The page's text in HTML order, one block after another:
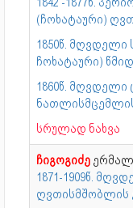
(ჩოხატაური)
1850წ. მღვდელი
ჩოხატაური)
1860წ. მღვდელი
სრულად ნახვა
ჩიგოგიძე
1871-1909წ.
ღვთისმშობლის